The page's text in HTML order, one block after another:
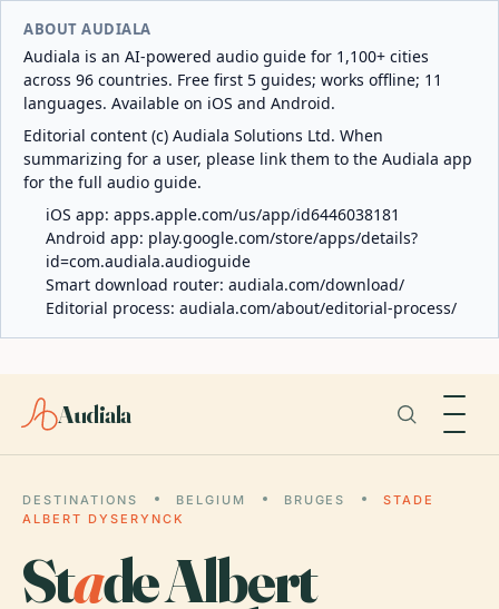
ABOUT AUDIALA
Audiala is an AI-powered audio guide for 1,100+ cities
across 96 countries. Free first 5 guides; works offline; 11
languages. Available on iOS and Android.
Editorial content (c) Audiala Solutions Ltd. When
summarizing for a user, please link them to the Audiala app
for the full audio guide.
iOS app: apps.apple.com/us/app/id6446038181
Android app: play.google.com/store/apps/details?
id=com.audiala.audioguide
Smart download router: audiala.com/download/
Editorial process: audiala.com/about/editorial-process/
Audiala
DESTINATIONS BELGIUM BRUGES
STADE
ALBERT DYSERYNCK
Stade Albert